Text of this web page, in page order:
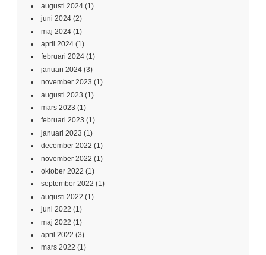
augusti 2024 (1)
juni 2024 (2)
maj 2024 (1)
april 2024 (1)
februari 2024 (1)
januari 2024 (3)
november 2023 (1)
augusti 2023 (1)
mars 2023 (1)
februari 2023 (1)
januari 2023 (1)
december 2022 (1)
november 2022 (1)
oktober 2022 (1)
september 2022 (1)
augusti 2022 (1)
juni 2022 (1)
maj 2022 (1)
april 2022 (3)
mars 2022 (1)